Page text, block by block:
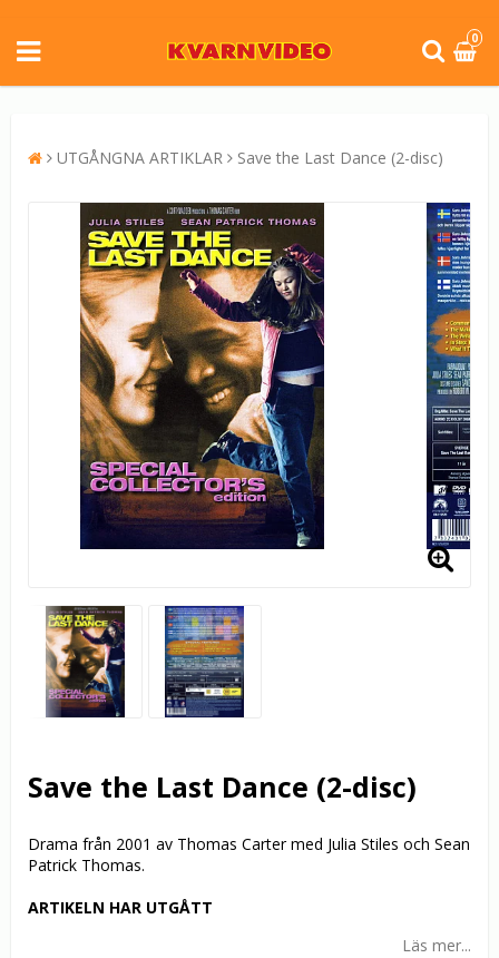
0
UTGÅNGNA ARTIKLAR Save the Last Dance (2-disc)
Save the Last Dance (2-disc)
Drama från 2001 av Thomas Carter med Julia Stiles och Sean
Patrick Thomas.
ARTIKELN HAR UTGÅTT
Läs mer...